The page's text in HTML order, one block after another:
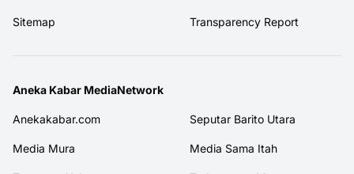
Sitemap Transparency Report
Aneka Kabar MediaNetwork
Anekakabar.com Seputar Barito Utara
Media Mura Media Sama Itah